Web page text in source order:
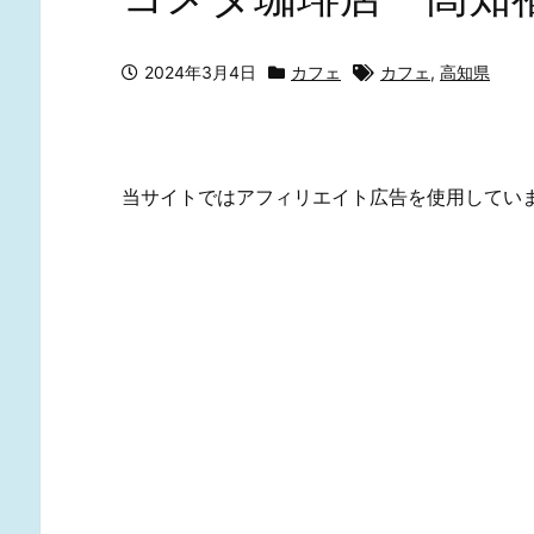
2024年3月4日 カフェ カフェ , 高知県
当サイトではアフィリエイト広告を使用してい